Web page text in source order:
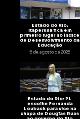
Estado do Rio:
Itaperuna fica em
primeiro lugar no Índice
de Desenvolvimento da
Educação
6 de agosto de 2026
Estado do Rio: PL
escolhe Fernanda
Louback para vice na
chapa de Douglas Ruas